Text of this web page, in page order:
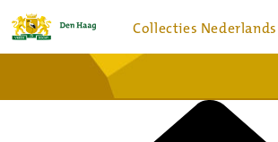
Collecties
Bronnen en collecties